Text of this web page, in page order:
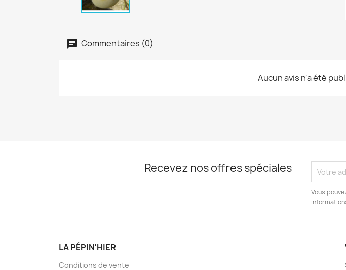
Commentaires (0)
Aucun avis n'a été
Recevez nos offres spéciales
Vous
LA PÉPIN'HIER
Conditions de vente